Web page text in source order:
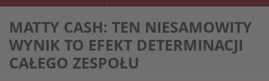
MATTY CASH: TEN NIESAMOWITY
WYNIK TO EFEKT DETERMINACJI
CAŁEGO ZESPOŁU